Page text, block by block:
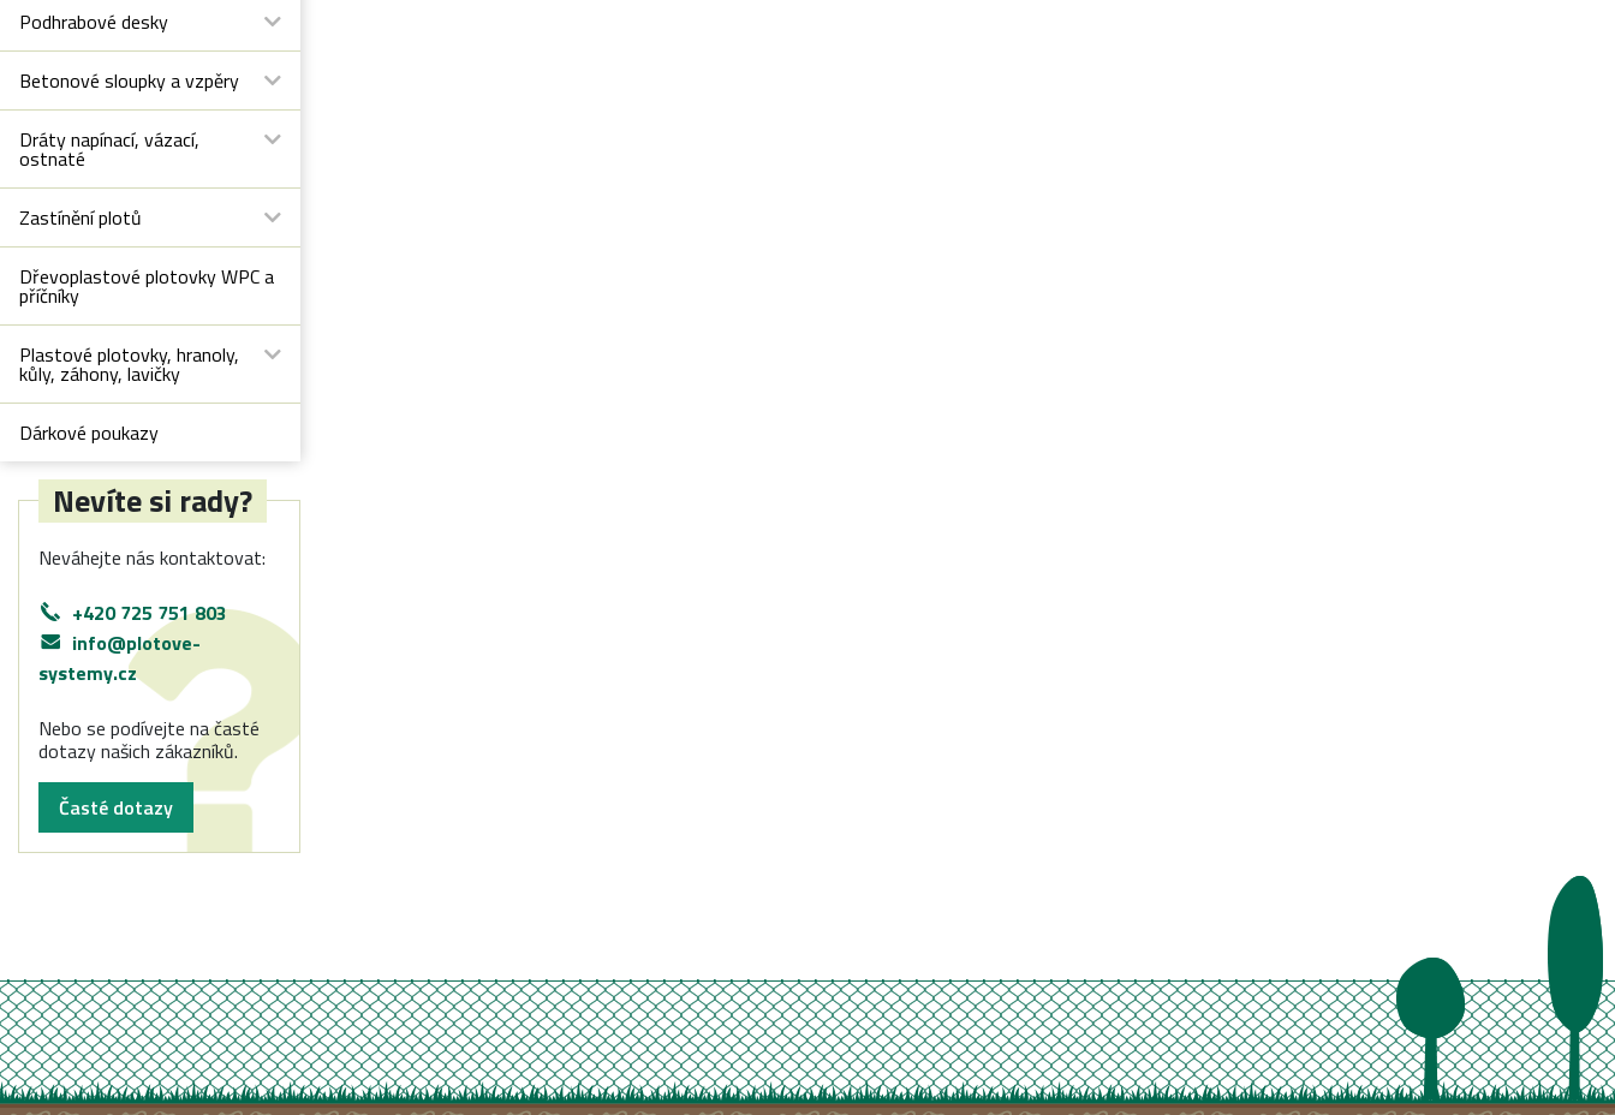
Podhrabové desky
Betonové sloupky a vzpěry
Dráty napínací, vázací,
ostnaté
Zastínění plotů
Dřevoplastové plotovky WPC a
příčníky
Plastové plotovky, hranoly,
kůly, záhony, lavičky
Dárkové poukazy
Nevíte si rady?
Neváhejte nás kontaktovat:
+420 725 751 803
info@plotove-
systemy.cz
Nebo se podívejte na časté
dotazy našich zákazníků.
Časté dotazy